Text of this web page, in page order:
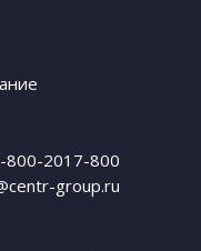
800-2017-800
group.ru